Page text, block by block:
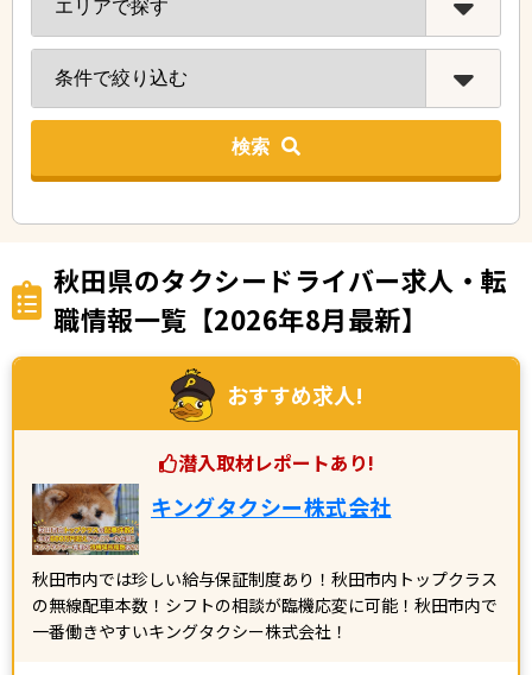
検索
秋田県のタクシードライバー求人・転
職情報一覧【2026年8月最新】
おすすめ求人!
潜入取材レポートあり!
キングタクシー株式会社
秋田市内では珍しい給与保証制度あり！秋田市内トップクラス
の無線配車本数！シフトの相談が臨機応変に可能！秋田市内で
一番働きやすいキングタクシー株式会社！